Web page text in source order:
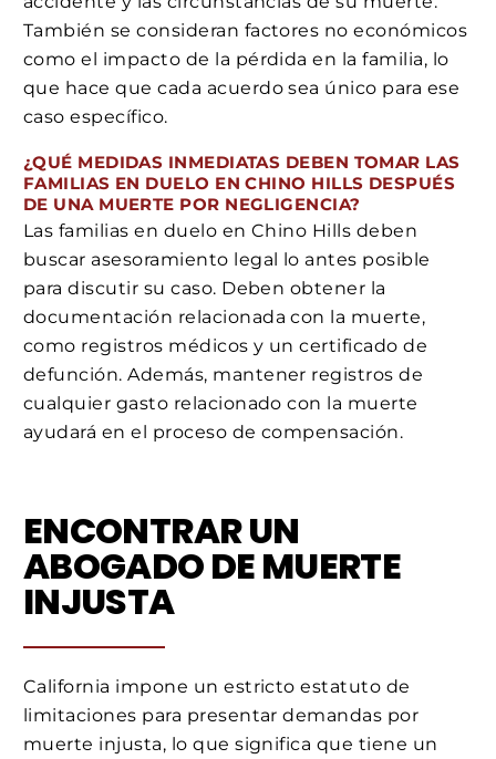
También se consideran factores no económicos
como el impacto de la pérdida en la familia, lo
que hace que cada acuerdo sea único para ese
caso específico.
¿QUÉ MEDIDAS INMEDIATAS DEBEN TOMAR LAS
FAMILIAS EN DUELO EN CHINO HILLS DESPUÉS
DE UNA MUERTE POR NEGLIGENCIA?
Las familias en duelo en Chino Hills deben
buscar asesoramiento legal lo antes posible
para discutir su caso. Deben obtener la
documentación relacionada con la muerte,
como registros médicos y un certificado de
defunción. Además, mantener registros de
cualquier gasto relacionado con la muerte
ayudará en el proceso de compensación.
ENCONTRAR UN
ABOGADO DE MUERTE
INJUSTA
California impone un estricto estatuto de
limitaciones para presentar demandas por
muerte injusta, lo que significa que tiene un